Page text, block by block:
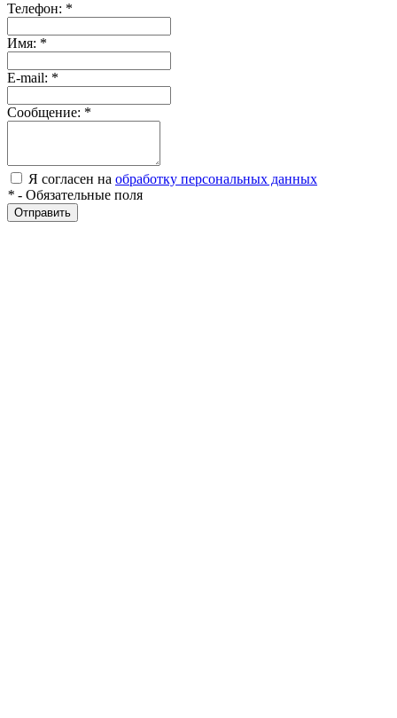
Телефон: *
Имя: *
E-mail: *
Сообщение: *
Я согласен на обработку персональных данных
* - Обязательные поля
Отправить